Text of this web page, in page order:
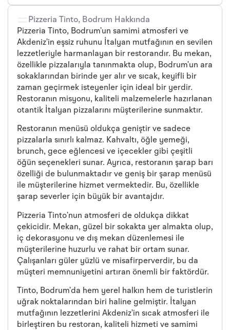
Pizzeria Tinto, Bodrum Hakkında
Pizzeria Tinto, Bodrum’un samimi atmosferi ve
Akdeniz’in eşsiz ruhunu İtalyan mutfağının en sevilen
lezzetleriyle harmanlayan bir restorandır. Bu mekan,
özellikle pizzalarıyla tanınmakta olup, Bodrum’un ara
sokaklarından birinde yer alır ve sıcak, keyifli bir
zaman geçirmek isteyenler için ideal bir yerdir.
Restoranın misyonu, kaliteli malzemelerle hazırlanan
otantik İtalyan pizzalarını müşterilerine sunmaktır.
Restoranın menüsü oldukça geniştir ve sadece
pizzalarla sınırlı kalmaz. Kahvaltı, öğle yemeği,
brunch, gece eğlencesi ve içecekler gibi çeşitli
öğün seçenekleri sunar. Ayrıca, restoranın şarap barı
özelliği de bulunmaktadır ve geniş bir şarap menüsü
ile müşterilerine hizmet vermektedir. Bu, özellikle
şarap severler için büyük bir avantajdır.
Pizzeria Tinto’nun atmosferi de oldukça dikkat
çekicidir. Mekan, güzel bir sokakta yer almakta olup,
iç dekorasyonu ve dış mekan düzenlemesi ile
müşterilerine huzurlu ve rahat bir ortam sunar.
Çalışanları güler yüzlü ve misafirperverdir, bu da
müşteri memnuniyetini artıran önemli bir faktördür.
Tinto, Bodrum’da hem yerel halkın hem de turistlerin
uğrak noktalarından biri haline gelmiştir. İtalyan
mutfağının lezzetlerini Akdeniz’in sıcak atmosferi ile
birleştiren bu restoran, kaliteli hizmeti ve samimi